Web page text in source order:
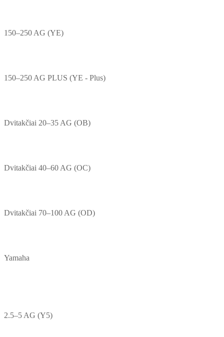
150–250 AG (YE)
150–250 AG PLUS (YE - Plus)
Dvitakčiai 20–35 AG (OB)
Dvitakčiai 40–60 AG (OC)
Dvitakčiai 70–100 AG (OD)
Yamaha
2.5–5 AG (Y5)